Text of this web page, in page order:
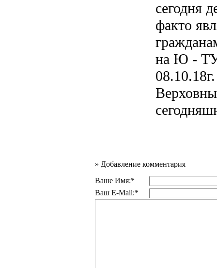
сегодня
факто
на Ю -
» Добавление комментария
Ваше Имя:*
Ваш E-Mail:*